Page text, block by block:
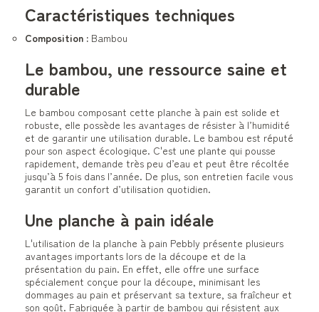
Le bambou, une ressource saine et
durable
Le bambou composant cette planche à pain est solide et
robuste, elle possède les avantages de résister à l’humidité
et de garantir une utilisation durable. Le bambou est réputé
pour son aspect écologique. C'est une plante qui pousse
rapidement, demande très peu d’eau et peut être récoltée
jusqu’à 5 fois dans l’année. De plus, son entretien facile vous
garantit un confort d’utilisation quotidien.
Une planche à pain idéale
L'utilisation de la planche à pain Pebbly présente plusieurs
avantages importants lors de la découpe et de la
présentation du pain. En effet, elle offre une surface
spécialement conçue pour la découpe, minimisant les
dommages au pain et préservant sa texture, sa fraîcheur et
son goût. Fabriquée à partir de bambou qui résistent aux
Caractéristiques techniques
Composition : Bambou